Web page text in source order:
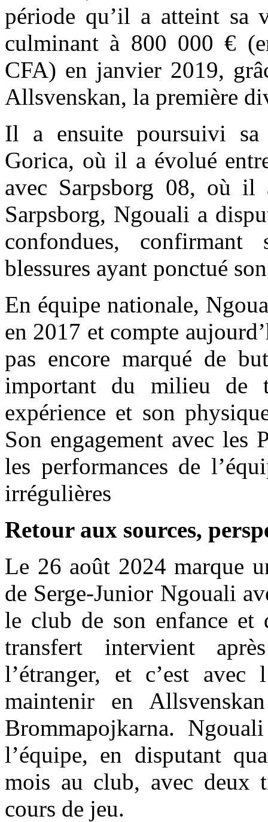
période qu’il a atteint sa
culminant à 800 000 €
CFA) en janvier 2019,
Allsvenskan, la première
Il a ensuite poursuivi
Gorica, où il a évolué
avec Sarpsborg 08, où il
Sarpsborg, Ngouali a
confondues, confirmant
blessures ayant ponctué
En équipe nationale,
en 2017 et compte
pas encore marqué de
important du milieu de
expérience et son
Son engagement avec les
les performances de
irrégulières
Retour aux sources,
Le 26 août 2024 marque
de Serge-Junior Ngouali
le club de son enfance et
transfert intervient
l’étranger, et c’est
maintenir en
Brommapojkarna.
l’équipe, en disputant
mois au club, avec deux
cours de jeu.